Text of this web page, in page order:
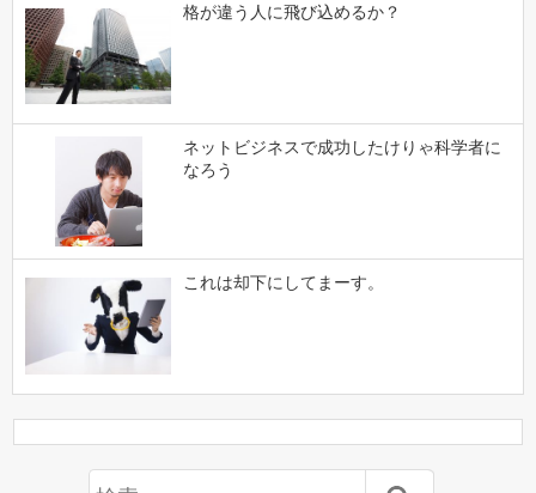
格が違う人に飛び込めるか？
ネットビジネスで成功したけりゃ科学者に
なろう
これは却下にしてまーす。